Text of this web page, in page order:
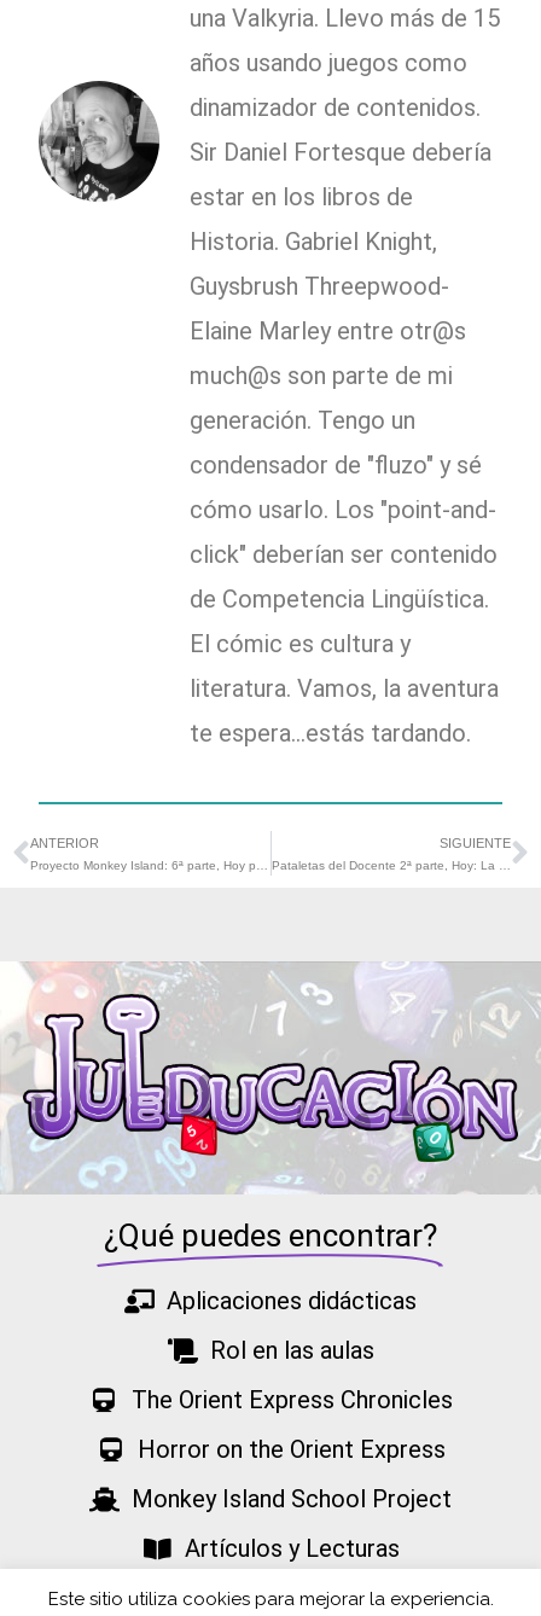
una Valkyria. Llevo más de 15
años usando juegos como
dinamizador de contenidos.
Sir Daniel Fortesque debería
estar en los libros de
Historia. Gabriel Knight,
Guysbrush Threepwood-
Elaine Marley entre otr@s
much@s son parte de mi
generación. Tengo un
condensador de "fluzo" y sé
cómo usarlo. Los "point-and-
click" deberían ser contenido
de Competencia Lingüística.
El cómic es cultura y
literatura. Vamos, la aventura
te espera...estás tardando.
Ant
ANTERIOR
Proyecto Monkey Island: 6ª parte, Hoy presentamos: «Insult Sword fighting for dummies» y Crónica de un «escupitajo».
SIGUIENTE
Pataletas del Docente 2ª parte, Hoy: La difícil ecuación entre Profe y alumnado
¿Qué puedes encontrar?
Aplicaciones didácticas
Rol en las aulas
The Orient Express Chronicles
Horror on the Orient Express
Monkey Island School Project
Artículos y Lecturas
Proyectos
Este sitio utiliza cookies para mejorar la experiencia.